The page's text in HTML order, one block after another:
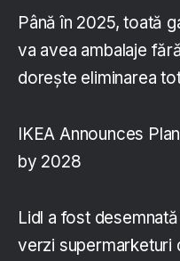
Până în 2025, toată
va avea ambalaje
dorește eliminarea
IKEA Announces
by 2028
Lidl a fost
verzi supermarketuri